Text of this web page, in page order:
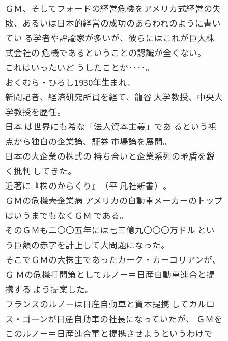
ＧＭ、そしてフォードの経営危機をアメリカ式経営の失
敗、あるいは日本的経営の成功のあらわれのように書い
てい る学者や評論家が多いが、彼らにはこれが巨大株
式会社の 危機であるということの認識が全くない。
これはいったいど うしたことか‥‥。
おくむら・ひろし1930年生まれ。
新聞記者、経済研究所員を経て、龍谷 大学教授、中央大
学教授を歴任。
日本 は世界にも希な「法人資本主義」であ るという視
点から独自の企業論、証券 市場論を展開。
日本の大企業の株式の 持ち合いと企業系列の矛盾を鋭
く批判 してきた。
近著に『株のからくり』（平 凡社新書）。
ＧＭの危機――大企業病 アメリカの自動車メーカーのトップ
はいうまでもなくＧＭ である。
そのＧＭも二〇〇五年には七三億九〇〇〇万ドル とい
う巨額の赤字を計上して大問題になった。
そこでＧＭの大株主であったカーク・カーコリアンが、
Ｇ Ｍの危機打開策としてルノー＝日産自動車連合と提
携する よう提案した。
フランスのルノーは日産自動車と資本提携 してカルロ
ス・ゴーンが日産自動車の社長になっていたが、 ＧＭを
このルノー＝日産連合軍と提携させようというわけで